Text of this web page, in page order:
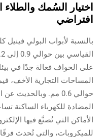
اختيار السُمك
افتراضي
بالنسبة لأبواب البولي فينيل
على الحواف فعالة جدًا في
المساحات التجارية الأخف،
حوالي 0.6 مم.
المضادة للكهرباء الساكنة
الأماكن التي تُصنَّع فيها
للميكروبات، والتي تُحدث